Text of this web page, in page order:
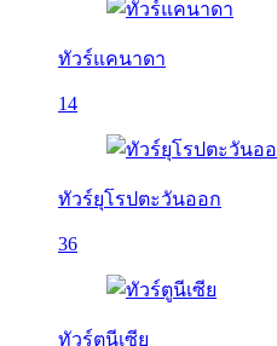
ทัวร์แคนาดา
14
ทัวร์ยุโรปตะวันออก
36
ทัวร์ตูนีเซีย